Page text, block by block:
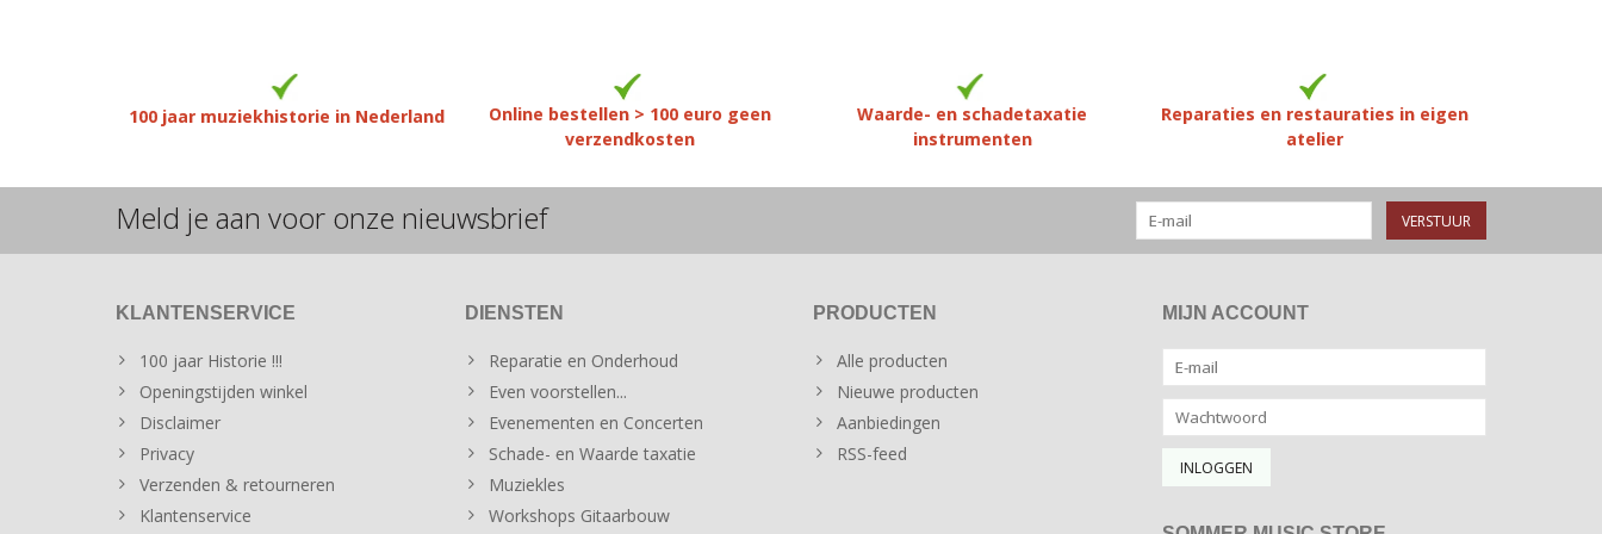
100 jaar muziekhistorie in Nederland
Online bestellen > 100 euro geen
verzendkosten
Waarde- en schadetaxatie
instrumenten
Reparaties en restauraties in eigen
atelier
Meld je aan voor onze nieuwsbrief VERSTUUR
KLANTENSERVICE
100 jaar Historie !!!
Openingstijden winkel
Disclaimer
Privacy
Verzenden & retourneren
Klantenservice
DIENSTEN
Reparatie en Onderhoud
Even voorstellen...
Evenementen en Concerten
Schade- en Waarde taxatie
Muziekles
Workshops Gitaarbouw
PRODUCTEN
Alle producten
Nieuwe producten
Aanbiedingen
RSS-feed
MIJN ACCOUNT